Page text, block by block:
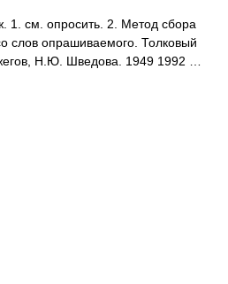
см. опросить. 2. Метод сбора
слов опрашиваемого. Толковый
Н.Ю. Шведова. 1949 1992 …